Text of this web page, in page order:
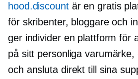
hood.discountär en gratis
för skribenter, bloggare och
ger individer en plattform för
på sitt personliga varumärke,
och ansluta direkt till sina